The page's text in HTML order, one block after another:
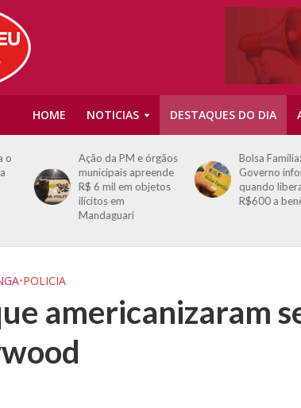
HOME NOTICIAS DESTAQUES DO DIA
Ação da PM e órgãos
municipais apreende
R$ 6 mil em objetos
ilícitos em
Mandaguari
Bolsa Família:
Governo informa
quando liberará
R$600 a
•POLICIA
americanizaram